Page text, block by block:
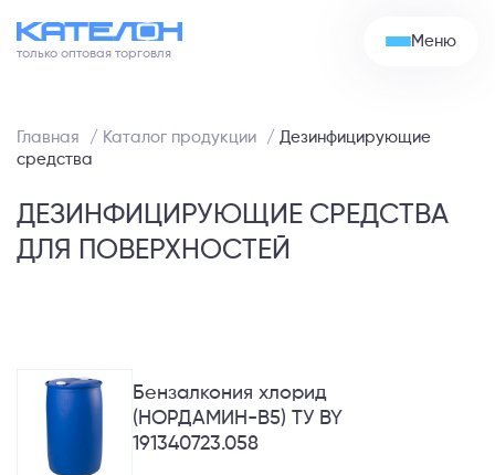
content
только оптовая торговля
Моющие и чистящие средства Меню
Главная / Каталог продукции / Дезинфицирующие
средства
ДЕЗИНФИЦИРУЮЩИЕ СРЕДСТВА
ДЛЯ ПОВЕРХНОСТЕЙ
Бензалкония хлорид
(НОРДАМИН-В5) ТУ BY
191340723.058